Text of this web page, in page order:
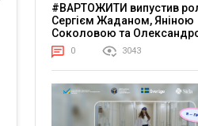
#ВАРТОЖИТИ випустив
Сергієм Жаданом, Яніною
Соколовою та
Тереном про життя в
напрузі
0 3043